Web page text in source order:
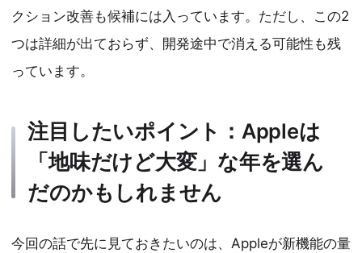
クション改善も候補には入っています。ただし、この2
つは詳細が出ておらず、開発途中で消える可能性も残
っています。
注目したいポイント：Appleは
「地味だけど大変」な年を選ん
だのかもしれません
今回の話で先に見ておきたいのは、Appleが新機能の量